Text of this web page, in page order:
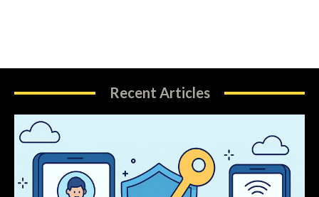
Recent Articles